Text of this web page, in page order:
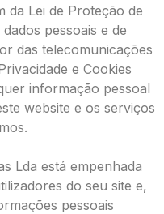
da Lei de Proteção de
pessoais e de
das telecomunicações
e Cookies
informação pessoal
website e os serviços
Lda está empenhada
do seu site e,
pessoais